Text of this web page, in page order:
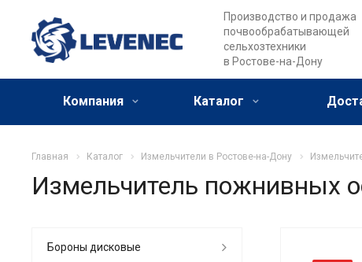
Производство и продажа
почвообрабатывающей
сельхозтехники
в Ростове-на-Дону
Компания Каталог
Главная Каталог Измельчители в Ростове-на-Дону
Измельчитель пожнивных
Бороны дисковые